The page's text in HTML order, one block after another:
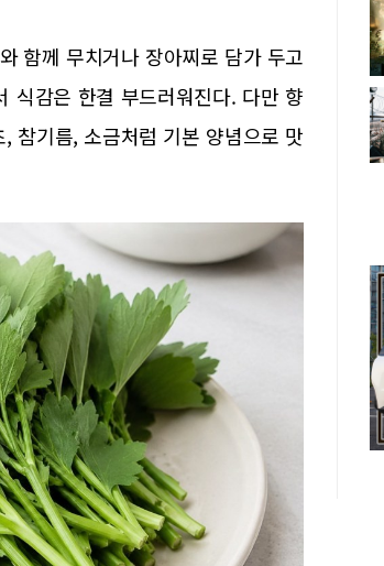
함께 무치거나 장아찌로 담가 두고
식감은 한결 부드러워진다. 다만 향
참기름, 소금처럼 기본 양념으로 맛